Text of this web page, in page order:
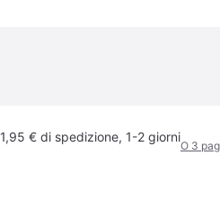
€ di spedizione, 1-2 giorni
O 3